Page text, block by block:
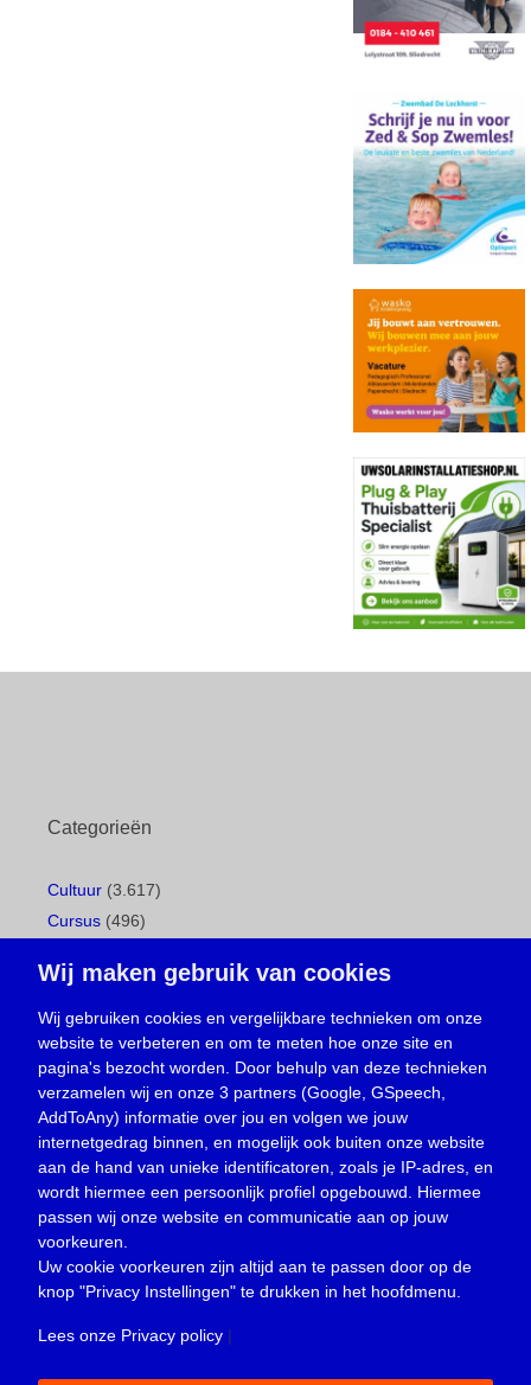
Categorieën
Cultuur (3.617)
Cursus (496)
Gemeentepagina(104)
Ingezonden brief(537)
Media(156)
Nieuws (23.329)
Oproep(734)
Overlijden(39)
Podcast(18)
prijsvraag (5)
Religie (1.438)
Service(226)
Wij maken gebruik van cookies
Wij gebruiken cookies en vergelijkbare technieken om onze
website te verbeteren en om te meten hoe onze site en
pagina's bezocht worden. Door behulp van deze technieken
verzamelen wij en onze 3 partners (Google, GSpeech,
AddToAny) informatie over jou en volgen we jouw
internetgedrag binnen, en mogelijk ook buiten onze website
aan de hand van unieke identificatoren, zoals je IP-adres, en
wordt hiermee een persoonlijk profiel opgebouwd. Hiermee
passen wij onze website en communicatie aan op jouw
voorkeuren.
Uw cookie voorkeuren zijn altijd aan te passen door op de
knop "Privacy Instellingen" te drukken in het hoofdmenu.
Lees onze Privacy policy |